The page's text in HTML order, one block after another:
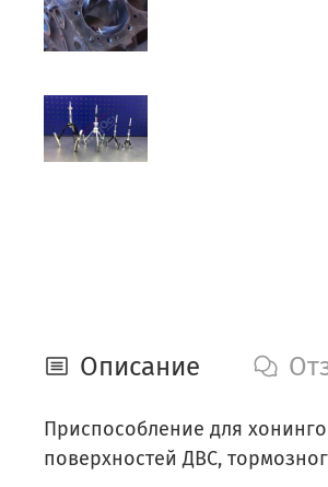
Описание
Приспособление для
поверхностей ДВС,